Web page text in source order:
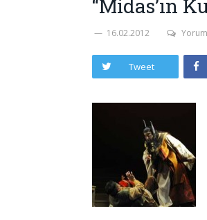
“Midas’ın
16.02.2012
Tweet